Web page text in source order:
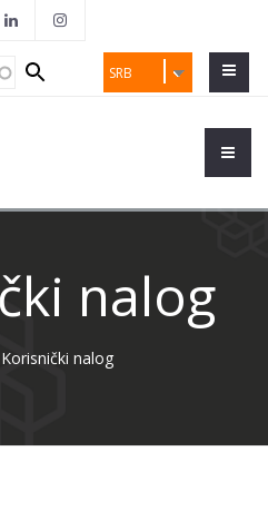
SRB
nalog
Korisnički nalog